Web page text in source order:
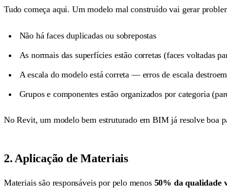
Tudo começa aqui. Um modelo mal construído vai gerar
Não há faces duplicadas ou sobrepostas
As normais das superfícies estão corretas (faces voltadas
A escala do modelo está correta — erros de escala
Grupos e componentes estão organizados por categoria
No Revit, um modelo bem estruturado em BIM já resolve boa
2. Aplicação de Materiais
Materiais são responsáveis por pelo menos 50% da qualidade